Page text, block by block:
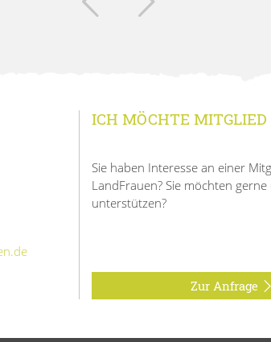
ICH MÖCHTE MITGLIED
Sie haben Interesse an einer
LandFrauen? Sie möchten
unterstützen?
Zur Anfrage